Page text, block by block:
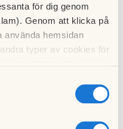
för dig genom
Genom att klicka på
använda hemsidan
typer av cookies för
ett urval.
nummer av
(1
2025